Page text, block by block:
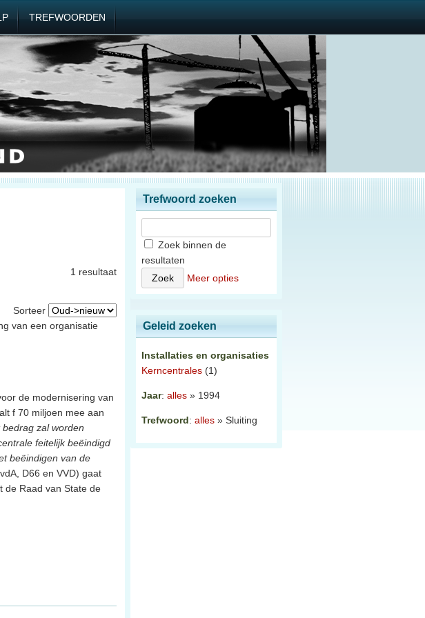
TREFWOORDEN
1 resultaat
Sorteer
van een organisatie
de modernisering van
f 70 miljoen mee aan
bedrag zal worden
feitelijk beëindigd
beëindigen van de
D66 en VVD) gaat
de Raad van State de
Trefwoord zoeken
Zoek binnen de
resultaten
Meer opties
Geleid zoeken
Installaties en organisaties
Kerncentrales (1)
Jaar: alles » 1994
Trefwoord: alles » Sluiting